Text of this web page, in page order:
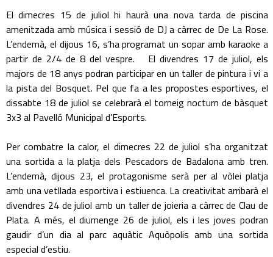
El dimecres 15 de juliol hi haurà una nova tarda de piscina
amenitzada amb música i sessió de DJ a càrrec de De La Rose.
L’endemà, el dijous 16, s’ha programat un sopar amb karaoke a
partir de 2/4 de 8 del vespre. El divendres 17 de juliol, els
majors de 18 anys podran participar en un taller de pintura i vi a
la pista del Bosquet. Pel que fa a les propostes esportives, el
dissabte 18 de juliol se celebrarà el torneig nocturn de bàsquet
3x3 al Pavelló Municipal d’Esports.
Per combatre la calor, el dimecres 22 de juliol s’ha organitzat
una sortida a la platja dels Pescadors de Badalona amb tren.
L’endemà, dijous 23, el protagonisme serà per al vòlei platja
amb una vetllada esportiva i estiuenca. La creativitat arribarà el
divendres 24 de juliol amb un taller de joieria a càrrec de Clau de
Plata. A més, el diumenge 26 de juliol, els i les joves podran
gaudir d’un dia al parc aquàtic Aquòpolis amb una sortida
especial d’estiu.